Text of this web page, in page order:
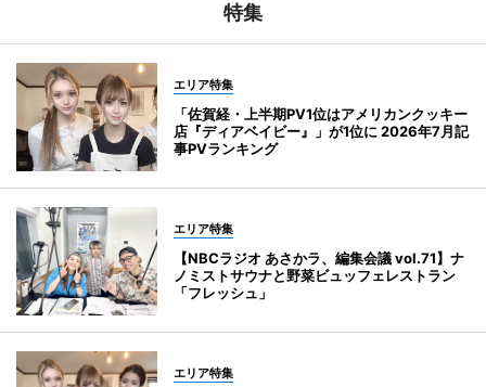
特集
エリア特集
「佐賀経・上半期PV1位はアメリカンクッキー
店『ディアベイビー』」が1位に 2026年7月記
事PVランキング
エリア特集
【NBCラジオ あさかラ、編集会議 vol.71】ナ
ノミストサウナと野菜ビュッフェレストラン
「フレッシュ」
エリア特集